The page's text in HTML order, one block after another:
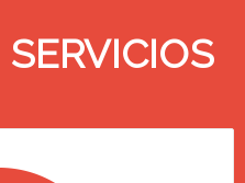
SERVICIOS